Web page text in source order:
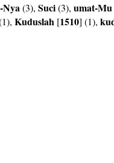
Nya(3), Suci(3), umat-Mu
Kuduslah [1510] (1),